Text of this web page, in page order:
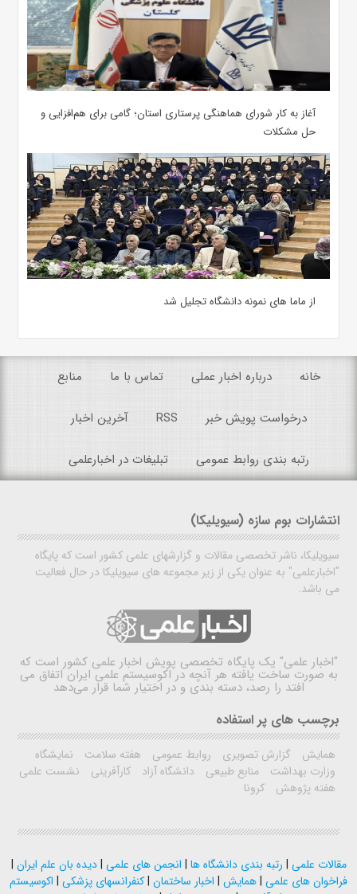
آغاز به کار شورای هماهنگی پرستاری استان؛ گامی برای هم‌افزایی و
حل مشکلات
از ماما های نمونه دانشگاه تجلیل شد
خانه درباره اخبار عملی تماس با ما منابع
درخواست پویش خبر RSS آخرین اخبار
رتبه بندی روابط عمومی تبلیغات در اخبارعلمی
انتشارات بوم سازه (سیویلیکا)
سیویلیکا، ناشر تخصصی مقالات و گزارشهای علمی کشور است که پایگاه
"اخبارعلمی" به عنوان یکی از زیر مجموعه های سیویلیکا در حال فعالیت
می باشد.
"اخبار علمی" یک پایگاه تخصصی پویش اخبار علمی کشور است که
به صورت ساخت یافته هر آنچه در اکوسیستم علمی ایران اتفاق می
افتد را رصد، دسته بندی و در اختیار شما قرار می‌دهد
برچسب های پر استفاده
همایش گزارش تصویری روابط عمومی هفته سلامت
نمایشگاه
وزارت بهداشت
منابع طبیعی دانشگاه آزاد کارآفرینی
نشست علمی
هفته پژوهش
کرونا
مقالات علمی | رتبه بندی دانشگاه ها | انجمن های علمی |دیده بان علم ایران |
فراخوان های علمی |همایش | اخبار ساختمان |کنفرانسهای پزشکی | اکوسیستم